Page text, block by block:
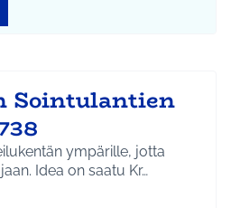
Sointulantien
ympärille, jotta
pallot ei aina lentäisi ojaan. Idea on saatu Kr…